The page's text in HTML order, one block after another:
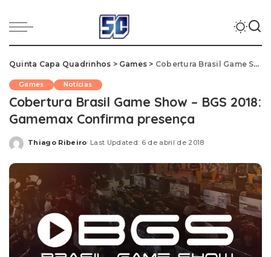
Quinta Capa Quadrinhos > Games > Cobertura Brasil Game Show – BGS 2018: Gamemax Confirma presença
Games Notícias
Cobertura Brasil Game Show – BGS 2018:
Gamemax Confirma presença
Posted
Thiago Ribeiro Last Updated: 6 de abril de 2018